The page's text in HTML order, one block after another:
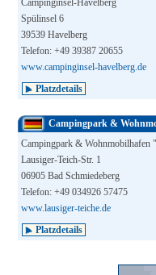
Campinginsel-Havelberg
Spülinsel 6
39539 Havelberg
Telefon: +49 39387 20655
www.campinginsel-havelberg.de
Platzdetails
Campingpark &
Campingpark & Wohnmobilhafen
Lausiger-Teich-Str. 1
06905 Bad Schmiedeberg
Telefon: +49 034926 57475
www.lausiger-teiche.de
Platzdetails